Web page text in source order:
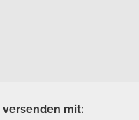
versenden mit: